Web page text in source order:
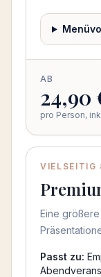
AB
24,90
pro Person,
Beliebt
VIELSEITIG
Eine größere
Passt zu: